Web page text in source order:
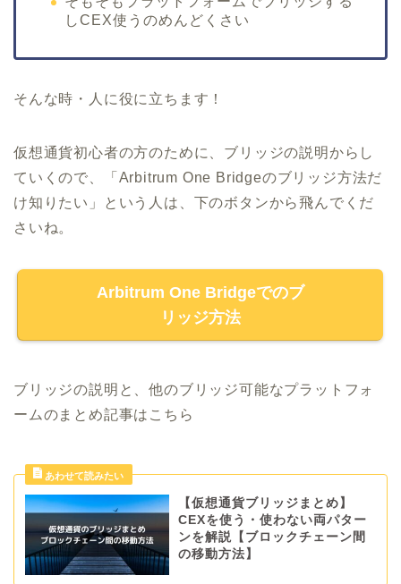
しCEX使うのめんどくさい
そんな時・人に役に立ちます！
仮想通貨初心者の方のために、ブリッジの説明からし
ていくので、「Arbitrum One Bridgeのブリッジ方法だ
け知りたい」という人は、下のボタンから飛んでくだ
さいね。
Arbitrum One Bridgeでのブ
リッジ方法
ブリッジの説明と、他のブリッジ可能なプラットフォ
ームのまとめ記事はこちら
【仮想通貨ブリッジまとめ】
CEXを使う・使わない両パター
ンを解説【ブロックチェーン間
の移動方法】